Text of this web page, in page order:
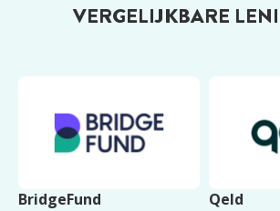
VERGELIJKBARE
BridgeFund
Qeld